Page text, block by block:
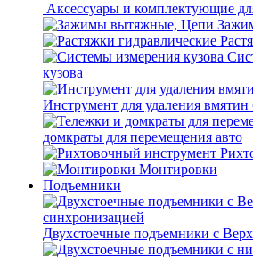
Аксессуары и комплектующие
кузова
Инструмент для удаления вмятин
домкраты для перемещения авто
Монтировки
Подъемники
Двухстоечные подъемники с